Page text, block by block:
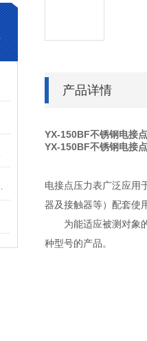
产品详情
YX-150BF不锈钢电接
YX-150BF不锈钢电接
电接点压力表广泛应用
器及接触器等）配套使
为能适应被测对象
种型号的产品。